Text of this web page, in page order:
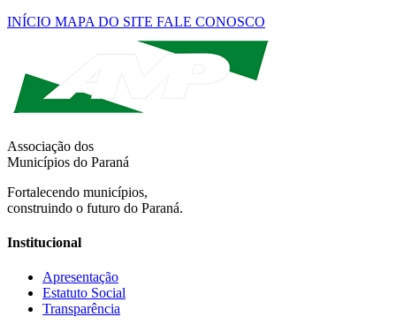
INÍCIO MAPA DO SITE FALE CONOSCO
Associação dos
Municípios do Paraná
Fortalecendo municípios,
construindo o futuro do Paraná.
Institucional
Apresentação
Estatuto Social
Transparência